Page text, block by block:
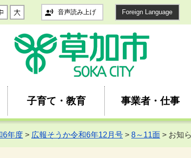
音声読み上げ Foreign Language
子育て・教育 事業者・仕事
6年度 > 広報そうか令和6年12月号 > 8～11面 > お知